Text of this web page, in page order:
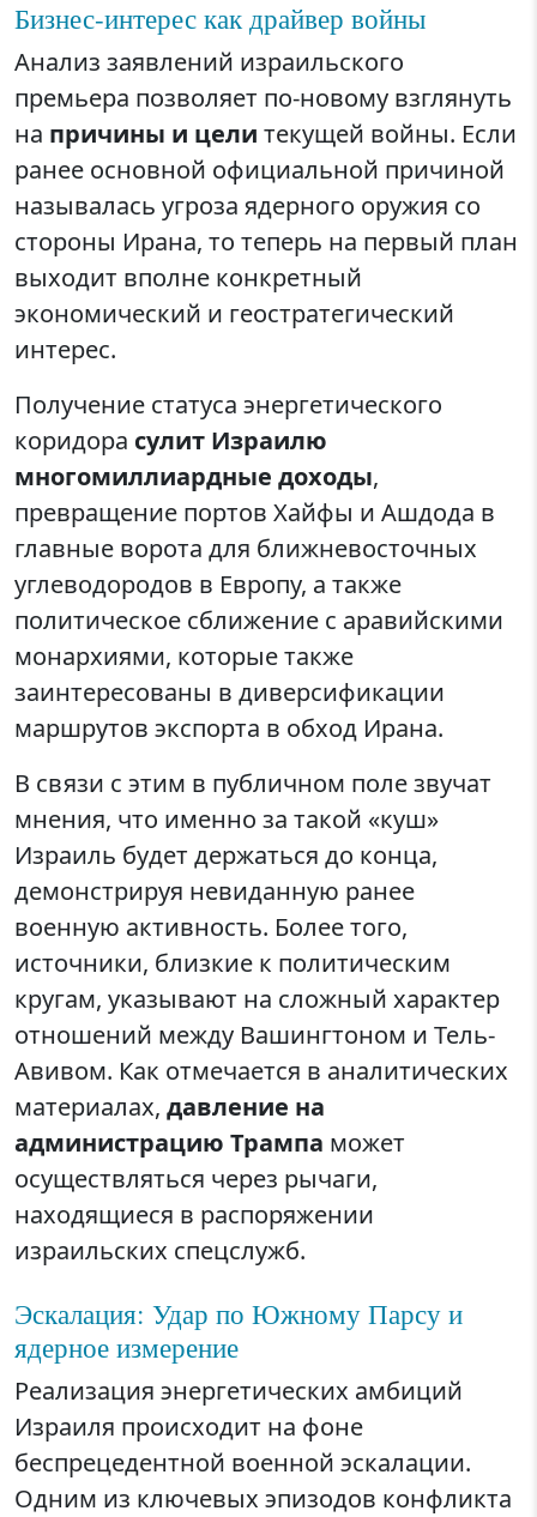
Бизнес-интерес как драйвер войны
Анализ заявлений израильского
премьера позволяет по-новому взглянуть
на причины и цели текущей войны. Если
ранее основной официальной причиной
называлась угроза ядерного оружия со
стороны Ирана, то теперь на первый план
выходит вполне конкретный
экономический и геостратегический
интерес.
Получение статуса энергетического
коридора сулит Израилю
многомиллиардные доходы,
превращение портов Хайфы и Ашдода в
главные ворота для ближневосточных
углеводородов в Европу, а также
политическое сближение с аравийскими
монархиями, которые также
заинтересованы в диверсификации
маршрутов экспорта в обход Ирана.
В связи с этим в публичном поле звучат
мнения, что именно за такой «куш»
Израиль будет держаться до конца,
демонстрируя невиданную ранее
военную активность. Более того,
источники, близкие к политическим
кругам, указывают на сложный характер
отношений между Вашингтоном и Тель-
Авивом. Как отмечается в аналитических
материалах, давление на
администрацию Трампа может
осуществляться через рычаги,
находящиеся в распоряжении
израильских спецслужб.
Эскалация: Удар по Южному Парсу и
ядерное измерение
Реализация энергетических амбиций
Израиля происходит на фоне
беспрецедентной военной эскалации.
Одним из ключевых эпизодов конфликта